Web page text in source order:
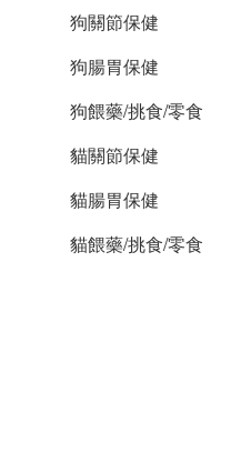
狗關節保健
狗腸胃保健
狗餵藥/挑食/零食
貓關節保健
貓腸胃保健
貓餵藥/挑食/零食